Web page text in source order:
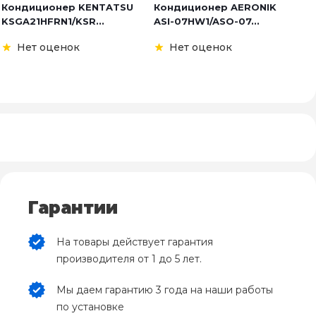
Кондиционер KENTATSU
KSGA21HFRN1/KSR...
Нет оценок
Кондиционер AERONIK
ASI-07HW1/ASO-07...
Нет оценок
Гарантии
На товары действует гарантия
производителя от 1 до 5 лет.
Мы даем гарантию 3 года на наши работы
по установке